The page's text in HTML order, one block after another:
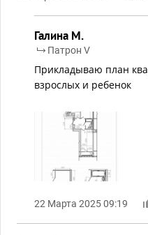
Галина М.
Патрон V
Прикладываю план
взрослых и ребенок
22 Марта 2025 09:19